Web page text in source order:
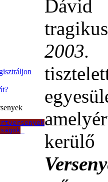
Dávid
2003.
kerülő